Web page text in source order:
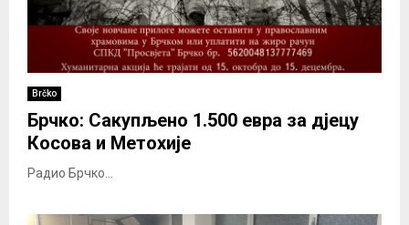
Brčko
Брчко: Сакупљено 1.500 евра за дјецу
Косова и Mетохије
Радио Брчко...